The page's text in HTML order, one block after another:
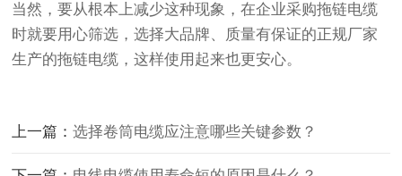
当然，要从根本上减少这种现象，在企业采购拖链电缆
时就要用心筛选，选择大品牌、质量有保证的正规厂家
生产的拖链电缆，这样使用起来也更安心。
上一篇：选择卷筒电缆应注意哪些关键参数？